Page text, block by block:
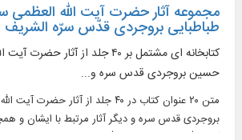
مجموعه آثار حضرت آیت‌ الله
طباطبایی بروجردی قدّس سرّه الشریف
کتابخانه ای مشتمل بر ۴۰ جلد از آثار
حسین بروجردی قدس سره و...
متن ۲۰ عنوان کتاب در ۴۰ جلد از آثار
بروجردی قدس سره و دیگر آثار مرتبط با ایشان